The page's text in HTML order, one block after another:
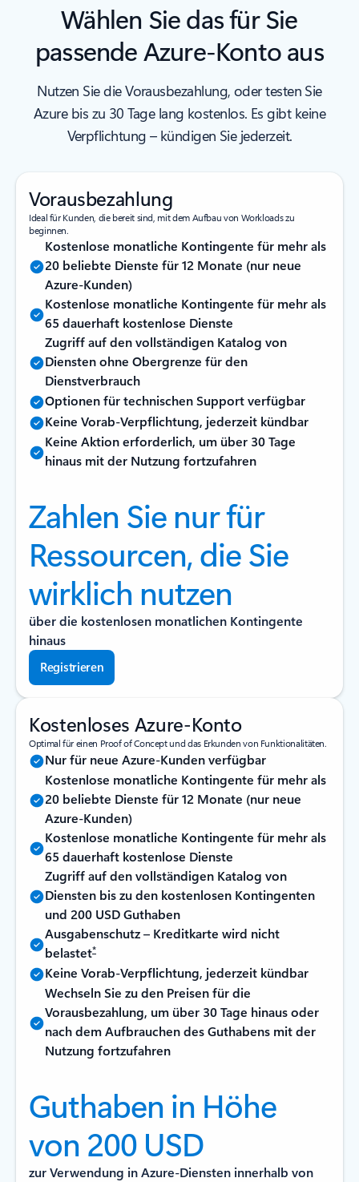
Wählen Sie das für Sie
passende Azure-Konto aus
Nutzen Sie die Vorausbezahlung, oder testen Sie
Azure bis zu 30 Tage lang kostenlos. Es gibt keine
Verpflichtung – kündigen Sie jederzeit.
Vorausbezahlung
Ideal für Kunden, die bereit sind, mit dem Aufbau von Workloads zu
beginnen.
Kostenlose monatliche Kontingente für mehr als
20 beliebte Dienste für 12 Monate (nur neue
Azure-Kunden)
Kostenlose monatliche Kontingente für mehr als
65 dauerhaft kostenlose Dienste
Zugriff auf den vollständigen Katalog von
Diensten ohne Obergrenze für den
Dienstverbrauch
Optionen für technischen Support verfügbar
Keine Vorab-Verpflichtung, jederzeit kündbar
Keine Aktion erforderlich, um über 30 Tage
hinaus mit der Nutzung fortzufahren
Zahlen Sie nur für
Ressourcen, die Sie
wirklich nutzen
über die kostenlosen monatlichen Kontingente
hinaus
Registrieren
Kostenloses Azure-Konto
Optimal für einen Proof of Concept und das Erkunden von Funktionalitäten.
Nur für neue Azure-Kunden verfügbar
Kostenlose monatliche Kontingente für mehr als
20 beliebte Dienste für 12 Monate (nur neue
Azure-Kunden)
Kostenlose monatliche Kontingente für mehr als
65 dauerhaft kostenlose Dienste
Zugriff auf den vollständigen Katalog von
Diensten bis zu den kostenlosen Kontingenten
und 200 USD Guthaben
Ausgabenschutz – Kreditkarte wird nicht
belastet*
Keine Vorab-Verpflichtung, jederzeit kündbar
Wechseln Sie zu den Preisen für die
Vorausbezahlung, um über 30 Tage hinaus oder
nach dem Aufbrauchen des Guthabens mit der
Nutzung fortzufahren
Guthaben in Höhe
von 200 USD
zur Verwendung in Azure-Diensten innerhalb von